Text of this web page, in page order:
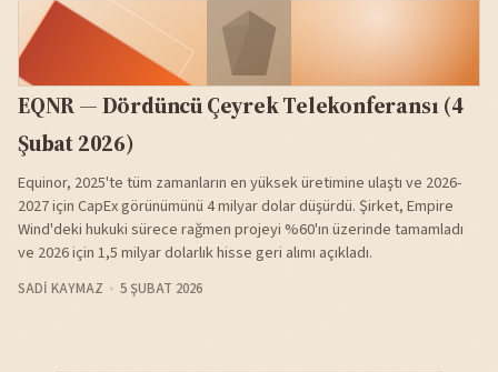
EQNR — Dördüncü Çeyrek Telekonferansı (4
Şubat 2026)
Equinor, 2025'te tüm zamanların en yüksek üretimine ulaştı ve 2026-
2027 için CapEx görünümünü 4 milyar dolar düşürdü. Şirket, Empire
Wind'deki hukuki sürece rağmen projeyi %60'ın üzerinde tamamladı
ve 2026 için 1,5 milyar dolarlık hisse geri alımı açıkladı.
SADI KAYMAZ 5 ŞUBAT 2026